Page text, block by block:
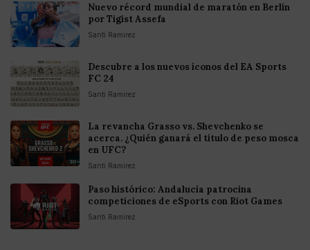
Nuevo récord mundial de maratón en Berlín
por Tigist Assefa
Santi Ramirez
Descubre a los nuevos íconos del EA Sports
FC 24
Santi Ramirez
La revancha Grasso vs. Shevchenko se
acerca. ¿Quién ganará el título de peso mosca
en UFC?
Santi Ramirez
Paso histórico: Andalucía patrocina
competiciones de eSports con Riot Games
Santi Ramirez